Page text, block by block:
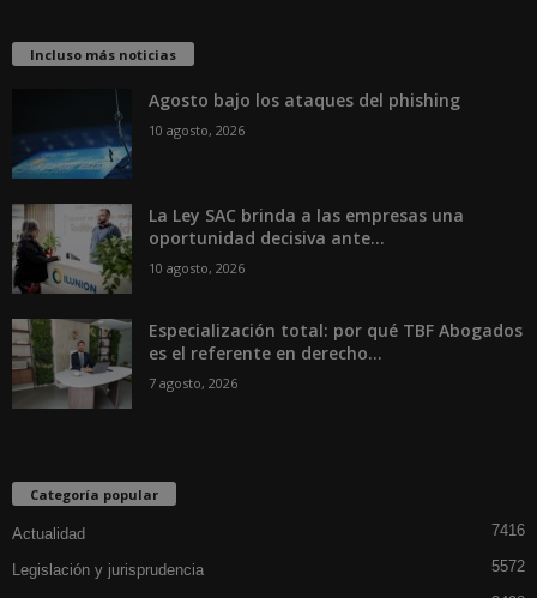
Incluso más noticias
Agosto bajo los ataques del phishing
10 agosto, 2026
La Ley SAC brinda a las empresas una
oportunidad decisiva ante...
10 agosto, 2026
Especialización total: por qué TBF Abogados
es el referente en derecho...
7 agosto, 2026
Categoría popular
Actualidad 7416
Legislación y jurisprudencia 5572